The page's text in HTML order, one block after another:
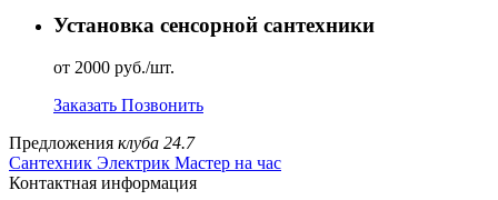
Установка сенсорной сантехники
от 2000 руб./шт.
Заказать Позвонить
Предложения клуба 24.7
Сантехник Электрик Мастер на час
Контактная информация